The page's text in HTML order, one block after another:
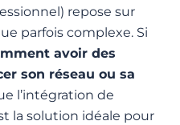
repose sur
parfois complexe. Si
avoir des
son réseau ou sa
l’intégration de
la solution idéale pour